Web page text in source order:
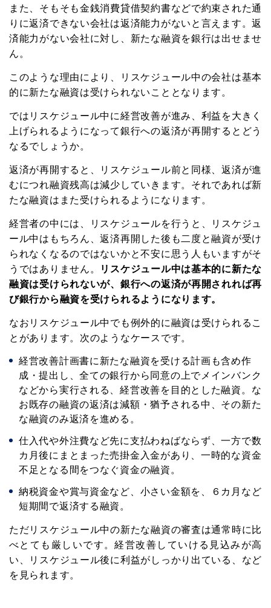
また、そもそも金銭消費貸借契約書などで約束された通
りに返済できない会社は返済能力がないと言えます。返
済能力がない会社に対し、新たな融資を銀行は出せませ
ん。
このような理由により、リスケジュール中の会社は基本
的に新たな融資は受けられないこととなります。
ではリスケジュール中に経営改善が進み、利益を大きく
上げられるようになって銀行への返済が再開するとどう
なるでしょうか。
返済が再開すると、リスケジュール前と同様、返済が進
むにつれ融資残高は減少していきます。それであれば新
たな融資はまた受けられるようになります。
経営者の中には、リスケジュールを行うと、リスケジュ
ール中はもちろん、返済再開した後も二度と融資が受け
られなくなるのではないかと不安に思う人もいますがそ
うではありません。
リスケジュール中は基本的に新たな
融資は受けられないが、銀行への返済が再開されれば再
び銀行から融資を受けられるようになります。
なおリスケジュール中でも例外的に融資は受けられるこ
とがあります。次のようなケースです。
経営改善計画書に新たな融資を受ける計画も含め作
成・提出し、全ての銀行から同意の上でメインバンク
などから実行される、経営改善を目的とした融資。な
お既存の融資の返済は減額・猶予される中、その新た
な融資のみ返済を進める。
仕入代や外注費など先に支払わねばならず、一方で数
カ月後にまとまった売掛金入金があり、一時的な資金
不足となる間をつなぐ資金の融資。
納税資金や賞与資金など、小さい金額を、６カ月など
短期間で返済する融資。
ただリスケジュール中の新たな融資の審査は通常時に比
べとても厳しいです。経営改善していける見込みが高
い、リスケジュール後に利益がしっかり出ている、など
を見られます。